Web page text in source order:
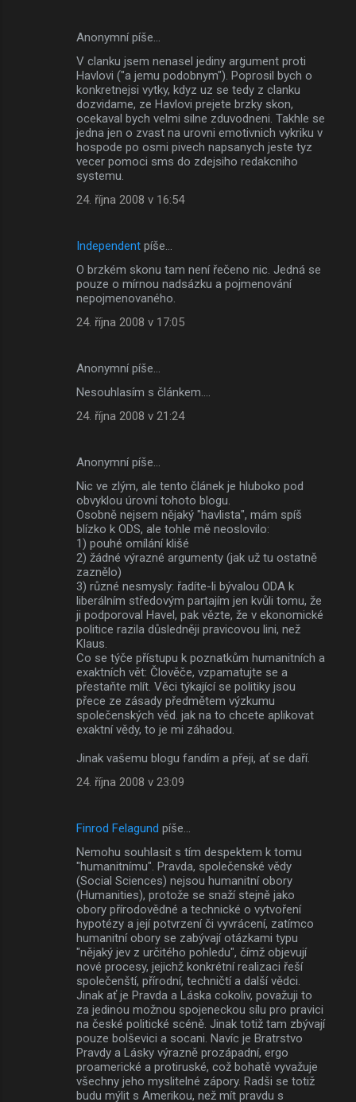
Anonymní píše…
V clanku jsem nenasel jediny argument proti
Havlovi ("a jemu podobnym"). Poprosil bych o
konkretnejsi vytky, kdyz uz se tedy z clanku
dozvidame, ze Havlovi prejete brzky skon,
ocekaval bych velmi silne zduvodneni. Takhle se
jedna jen o zvast na urovni emotivnich vykriku v
hospode po osmi pivech napsanych jeste tyz
vecer pomoci sms do zdejsiho redakcniho
systemu.
24. října 2008 v 16:54
Independent píše…
O brzkém skonu tam není řečeno nic. Jedná se
pouze o mírnou nadsázku a pojmenování
nepojmenovaného.
24. října 2008 v 17:05
Anonymní píše…
Nesouhlasím s článkem....
24. října 2008 v 21:24
Anonymní píše…
Nic ve zlým, ale tento článek je hluboko pod
obvyklou úrovní tohoto blogu.
Osobně nejsem nějaký "havlista", mám spíš
blízko k ODS, ale tohle mě neoslovilo:
1) pouhé omílání klišé
2) žádné výrazné argumenty (jak už tu ostatně
zaznělo)
3) různé nesmysly: řadíte-li bývalou ODA k
liberálním středovým partajím jen kvůli tomu, že
ji podporoval Havel, pak vězte, že v ekonomické
politice razila důsledněji pravicovou lini, než
Klaus.
Co se týče přístupu k poznatkům humanitních a
exaktních vět: Člověče, vzpamatujte se a
přestaňte mlít. Věci týkající se politiky jsou
přece ze zásady předmětem výzkumu
společenských věd. jak na to chcete aplikovat
exaktní vědy, to je mi záhadou.
Jinak vašemu blogu fandím a přeji, ať se daří.
24. října 2008 v 23:09
Finrod Felagund píše…
Nemohu souhlasit s tím despektem k tomu
"humanitnímu". Pravda, společenské vědy
(Social Sciences) nejsou humanitní obory
(Humanities), protože se snaží stejně jako
obory přírodovědné a technické o vytvoření
hypotézy a její potvrzení či vyvrácení, zatímco
humanitní obory se zabývají otázkami typu
"nějaký jev z určitého pohledu", čímž objevují
nové procesy, jejichž konkrétní realizaci řeší
společenští, přírodní, techničtí a další vědci.
Jinak ať je Pravda a Láska cokoliv, považuji to
za jedinou možnou spojeneckou sílu pro pravici
na české politické scéně. Jinak totiž tam zbývají
pouze bolševici a socani. Navíc je Bratrstvo
Pravdy a Lásky výrazně prozápadní, ergo
proamerické a protiruské, což bohatě vyvažuje
všechny jeho myslitelné zápory. Radši se totiž
budu mýlit s Amerikou, než mít pravdu s